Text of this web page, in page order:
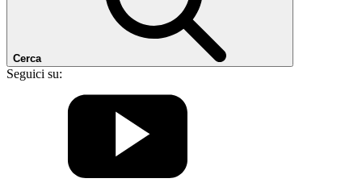
Cerca
Seguici su: